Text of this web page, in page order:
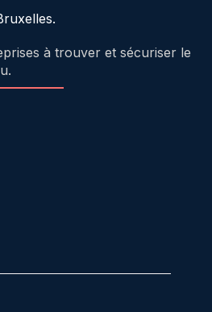
à trouver et sécuriser le